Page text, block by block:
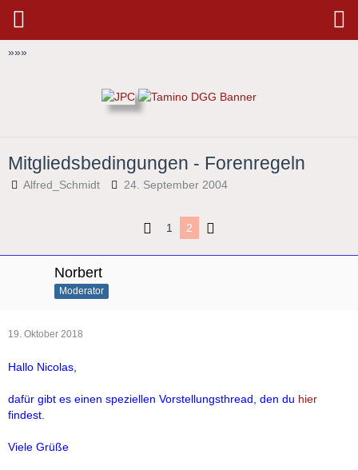
»»»
Mitgliedsbedingungen - Forenregeln
Alfred_Schmidt 24. September 2004
1 2
Norbert
Moderator
19. Oktober 2018
Hallo Nicolas,
dafür gibt es einen speziellen Vorstellungsthread, den du hier
findest.
Viele Grüße